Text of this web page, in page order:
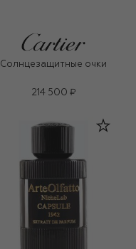
Солнцезащитные очки
214 500 ₽